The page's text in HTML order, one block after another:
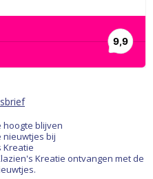
hoogte blijven
nieuwtjes bij
Kreatie
Kreatie ontvangen met de